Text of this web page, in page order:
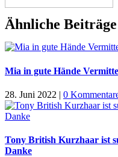
Ähnliche Beiträge
Mia in gute Hände
28. Juni 2022 | 0
Tony British Kurzhaar ist
Danke